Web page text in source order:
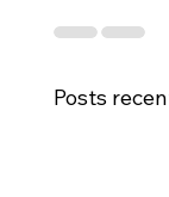
Posts